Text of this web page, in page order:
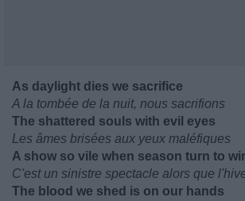
As daylight dies we sacrifice
A la tombée de la nuit, nous sacrifions
The shattered souls with evil eyes
Les âmes brisées aux yeux maléfiques
A show so vile when season turn to
C'est un sinistre spectacle alors que
The blood we shed is on our hands